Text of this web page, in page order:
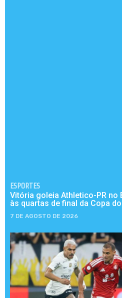
ESPORTES
Vitória goleia Athletico-PR no
às quartas de final da Copa
7 DE AGOSTO DE 2026